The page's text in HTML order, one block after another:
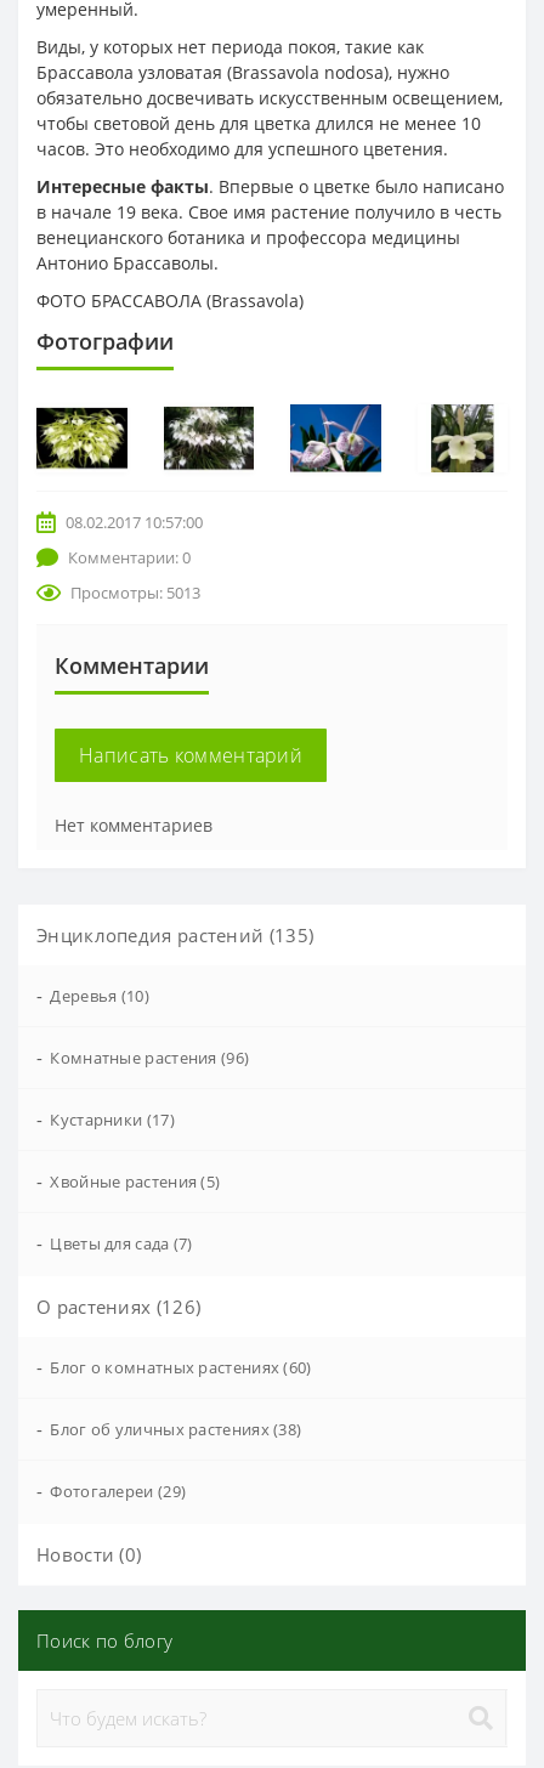
умеренный.
Виды, у которых нет периода покоя, такие как
Брассавола узловатая (Brassavola nodosa), нужно
обязательно досвечивать искусственным освещением,
чтобы световой день для цветка длился не менее 10
часов. Это необходимо для успешного цветения.
Интересные факты. Впервые о цветке было написано
в начале 19 века. Свое имя растение получило в честь
венецианского ботаника и профессора медицины
Антонио Брассаволы.
ФОТО БРАССАВОЛА (Brassavola)
Фотографии
08.02.2017 10:57:00
Комментарии: 0
Просмотры: 5013
Комментарии
Написать комментарий
Нет комментариев
Энциклопедия растений (135)
- Деревья (10)
- Комнатные растения (96)
- Кустарники (17)
- Хвойные растения (5)
- Цветы для сада (7)
О растениях (126)
- Блог о комнатных растениях (60)
- Блог об уличных растениях (38)
- Фотогалереи (29)
Новости (0)
Поиск по блогу